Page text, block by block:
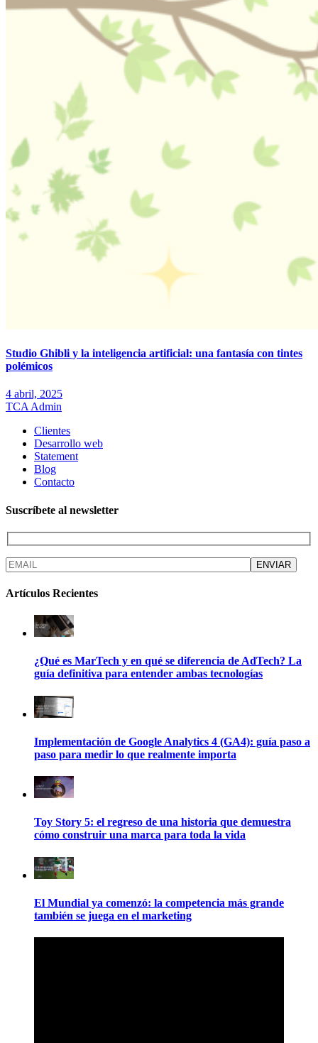
Studio Ghibli y la inteligencia artificial: una fantasía con tintes
polémicos
4 abril, 2025
TCA Admin
Clientes
Desarrollo web
Statement
Blog
Contacto
Suscríbete al newsletter
Artículos Recientes
¿Qué es MarTech y en qué se diferencia de AdTech? La
guía definitiva para entender ambas tecnologías
Implementación de Google Analytics 4 (GA4): guía paso a
paso para medir lo que realmente importa
Toy Story 5: el regreso de una historia que demuestra
cómo construir una marca para toda la vida
El Mundial ya comenzó: la competencia más grande
también se juega en el marketing